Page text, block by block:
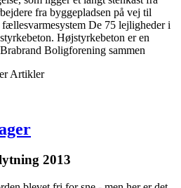
fra byggepladsen på vej til
De 75 lejligheder i
Højstyrkebeton er en
Boligforening sammen
Artikler
2013